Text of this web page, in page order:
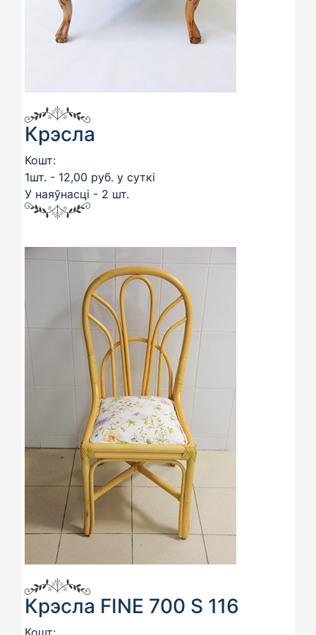
Крэсла
Кошт:
1шт. - 12,00 руб. у суткі
У наяўнасці - 2 шт.
Крэсла FINE 700 S 116
Кошт: